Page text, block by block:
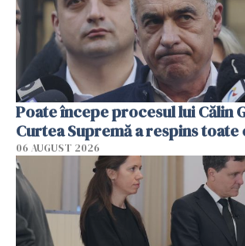
Poate începe procesul lui Călin
Curtea Supremă a respins
06 AUGUST 2026